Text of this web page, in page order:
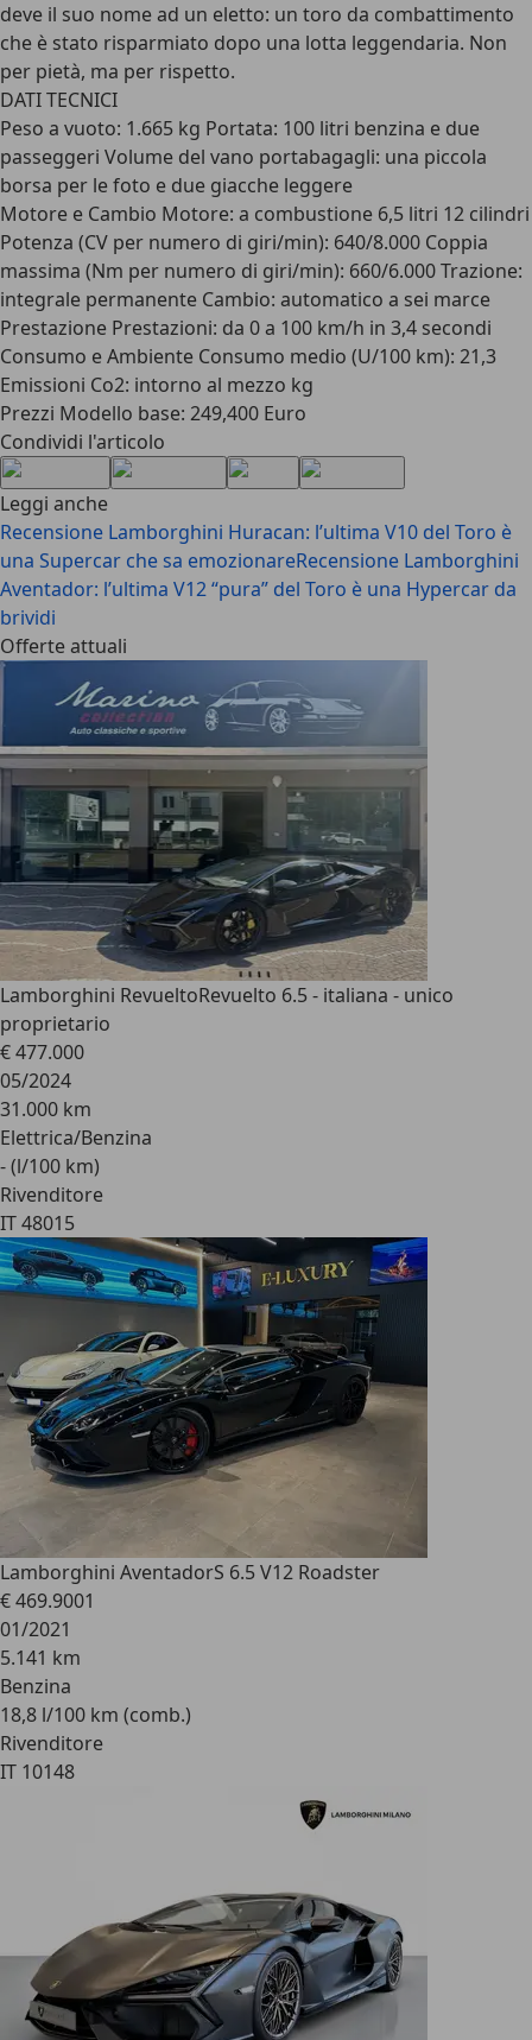
deve il suo nome ad un eletto: un toro da combattimento
che è stato risparmiato dopo una lotta leggendaria. Non
per pietà, ma per rispetto.
DATI TECNICI
Peso a vuoto: 1.665 kg Portata: 100 litri benzina e due
passeggeri Volume del vano portabagagli: una piccola
borsa per le foto e due giacche leggere
Motore e Cambio Motore: a combustione 6,5 litri 12 cilindri
Potenza (CV per numero di giri/min): 640/8.000 Coppia
massima (Nm per numero di giri/min): 660/6.000 Trazione:
integrale permanente Cambio: automatico a sei marce
Prestazione Prestazioni: da 0 a 100 km/h in 3,4 secondi
Consumo e Ambiente Consumo medio (U/100 km): 21,3
Emissioni Co2: intorno al mezzo kg
Prezzi Modello base: 249,400 Euro
Condividi l'articolo
Leggi anche
Recensione Lamborghini Huracan: l’ultima V10 del Toro è
una Supercar che sa emozionareRecensione Lamborghini
Aventador: l’ultima V12 “pura” del Toro è una Hypercar da
brividi
Offerte attuali
Lamborghini RevueltoRevuelto 6.5 - italiana - unico
proprietario
€ 477.000
05/2024
31.000 km
Elettrica/Benzina
- (l/100 km)
Rivenditore
IT 48015
Lamborghini AventadorS 6.5 V12 Roadster
€ 469.9001
01/2021
5.141 km
Benzina
18,8 l/100 km (comb.)
Rivenditore
IT 10148